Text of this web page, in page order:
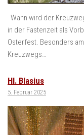
Wann wird der
in der Fastenzeit als
Osterfest. Besonders
Kreuzwegs…
Hl. Blasius
5. Februar 2025